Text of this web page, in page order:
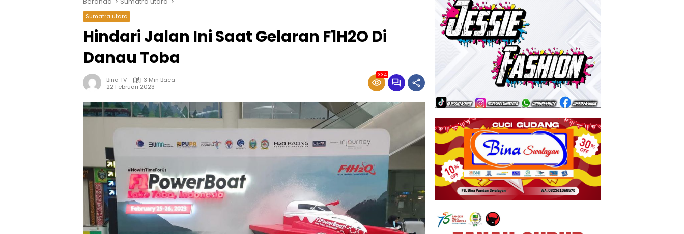
Sumatra utara
Hindari Jalan Ini Saat Gelaran F1H2O Di
Danau Toba
Bina TV
3 Min Baca
22 Februari 2023
334